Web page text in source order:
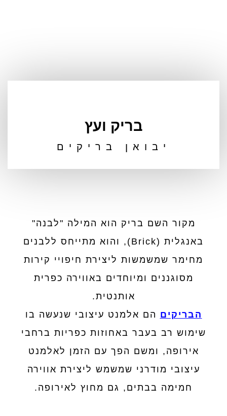
בריק ועץ
יבואן בריקים
מקור השם בריק הוא המילה "לבנה"
באנגלית (Brick), והוא מתייחס ללבנים
מחימר שמשמשות ליצירת חיפויי קירות
מסוגננים ומיוחדים באווירה כפרית
אותנטית.
הבריקים הם אלמנט עיצובי שנעשה בו
שימוש רב בעבר באחוזות כפריות ברחבי
אירופה, ומשם הפך עם הזמן לאלמנט
עיצובי מודרני שמשמש ליצירת אווירה
חמימה בבתים, גם מחוץ לאירופה.